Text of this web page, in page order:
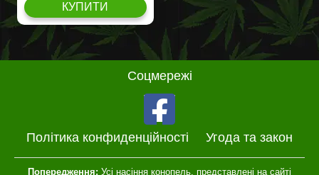
КУПИТИ
Соцмережі
Політика конфиденційності Угода та закон
Попередження: Усі насіння конопель, представлені на сайті